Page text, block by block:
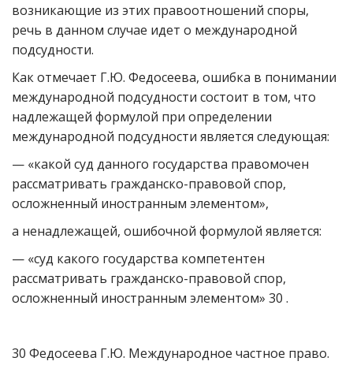
возникающие из этих правоотношений споры,
речь в данном случае идет о международной
подсудности.
Как отмечает Г.Ю. Федосеева, ошибка в понимании
международной подсудности состоит в том, что
надлежащей формулой при определении
международной подсудности является следующая:
— «какой суд данного государства правомочен
рассматривать гражданско-правовой спор,
осложненный иностранным элементом»,
а ненадлежащей, ошибочной формулой является:
— «суд какого государства компетентен
рассматривать гражданско-правовой спор,
осложненный иностранным элементом» 30 .
30 Федосеева Г.Ю. Международное частное право.